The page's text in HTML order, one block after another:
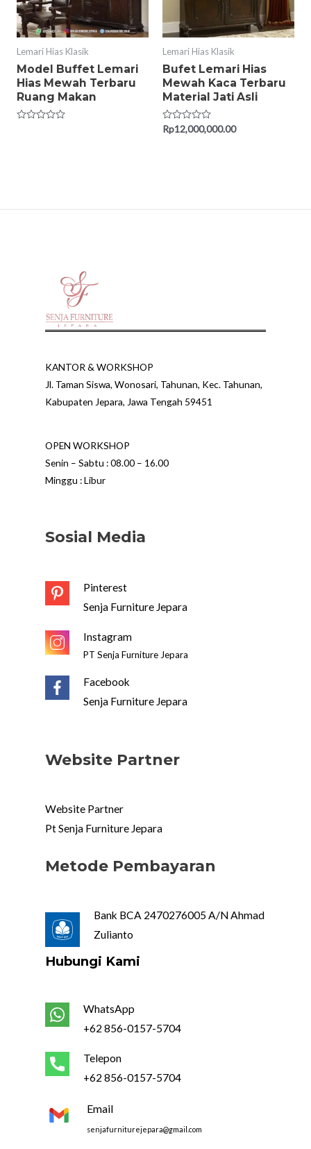
Lemari Hias Klasik
Model Buffet Lemari
Hias Mewah Terbaru
Ruang Makan
Lemari Hias Klasik
Bufet Lemari Hias
Mewah Kaca Terbaru
Material Jati Asli
Rated
Rp12,000,000.00
KANTOR & WORKSHOP
Jl. Taman Siswa, Wonosari, Tahunan, Kec. Tahunan,
Kabupaten Jepara, Jawa Tengah 59451
OPEN WORKSHOP
Senin – Sabtu : 08.00 – 16.00
Minggu : Libur
Sosial Media
Pinterest
Senja Furniture Jepara
Instagram
PT Senja Furniture Jepara
Facebook
Senja Furniture Jepara
Website Partner
Website Partner
Pt Senja Furniture Jepara
Metode Pembayaran
Bank BCA 2470276005 A/N Ahmad
Zulianto
Hubungi Kami
WhatsApp
+62 856-0157-5704
Telepon
+62 856-0157-5704
Email
senjafurniturejepara@gmail.com